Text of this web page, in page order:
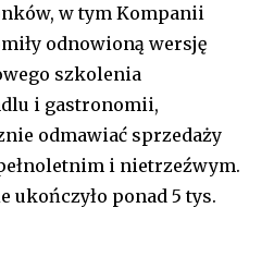
of
and be part of the
w tym Kompanii
odnowioną wersję
szkolenia
i gastronomii,
odmawiać sprzedaży
i nietrzeźwym.
ukończyło ponad 5 tys.